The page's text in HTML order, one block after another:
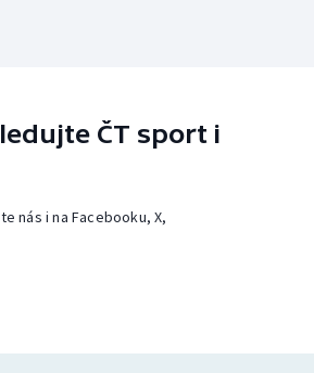
ČT sport i
nás i na Facebooku, X,